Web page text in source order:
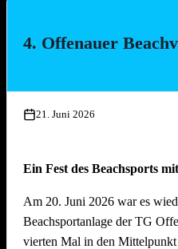
Gläserreinigung,
Garnituren, Aufbau Zelt
Restarbeiten, Fertigstellung
technische Gerätschaften
Anschliessend traditionelles
4. Offenauer
21. Juni 2026
Ein Fest des Beachsports
Am 20. Juni 2026 war es
Beachsportanlage der TG
vierten Mal in den Mittelpunkt